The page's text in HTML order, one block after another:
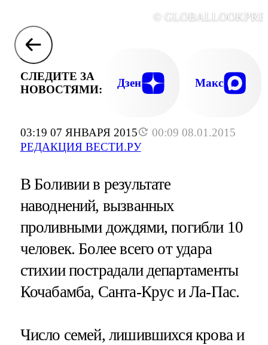
03:19 07 ЯНВАРЯ 2015
00:09 08.01.2015
РЕДАКЦИЯ ВЕСТИ.РУ
©
СЛЕДИТЕ ЗА
НОВОСТЯМИ:
Дзен Макс
В Боливии в результате
наводнений, вызванных
проливными дождями, погибли 10
человек. Более всего от удара
стихии пострадали департаменты
Кочабамба, Санта-Крус и Ла-Пас.
Число семей, лишившихся крова и